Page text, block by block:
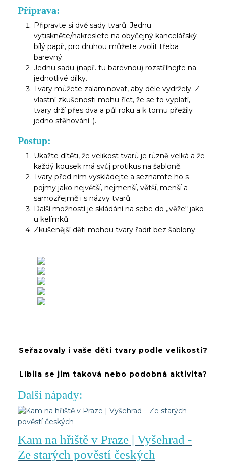
Příprava:
Připravte si dvě sady tvarů. Jednu
vytiskněte/nakreslete na obyčejný kancelářský
bílý papír, pro druhou můžete zvolit třeba
barevný.
Jednu sadu (např. tu barevnou) rozstříhejte na
jednotlivé dílky.
Tvary můžete zalaminovat, aby déle vydržely. Z
vlastní zkušenosti mohu říct, že se to vyplatí,
tvary drží přes dva a půl roku a k tomu přežily
jedno stěhování ;).
Postup:
Ukažte dítěti, že velikost tvarů je různě velká a že
každý kousek má svůj protikus na šabloně.
Tvary před ním vyskládejte a seznamte ho s
pojmy jako největší, nejmenší, větší, menší a
samozřejmě i s názvy tvarů.
Další možností je skládání na sebe do „věže“ jako
u kelímků.
Zkušenější děti mohou tvary řadit bez šablony.
Seřazovaly i vaše děti tvary podle velikosti?
Líbila se jim taková nebo podobná aktivita?
Další nápady:
Kam na hřiště v Praze | Vyšehrad -
Ze starých pověstí českých